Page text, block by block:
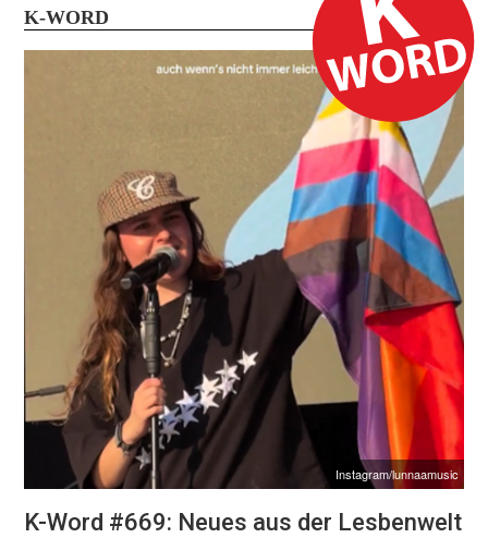
K-WORD
Instagram/lunnaamusic
K-Word #669: Neues aus der Lesbenwelt